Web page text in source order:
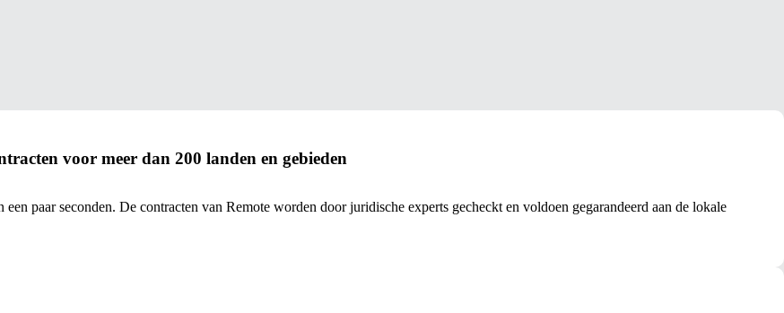
voor meer dan 200 landen en gebieden
paar seconden. De contracten van Remote worden door juridische experts gecheckt en voldoen gegarandeerd aan de lokale